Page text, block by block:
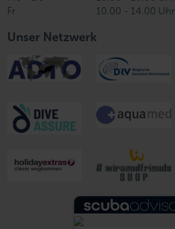
Fr
10.00 - 14.00 Uhr
Unser Netzwerk